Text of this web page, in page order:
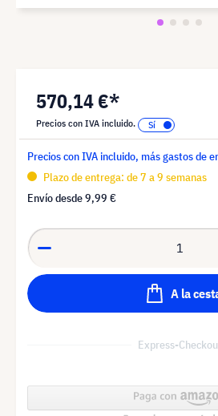
570,14 €*
Precios con IVA incluido.
Precios con IVA incluido, más gastos de
Plazo de entrega: de 7 a 9 semanas
Envío desde9,99 €
A la
Express-